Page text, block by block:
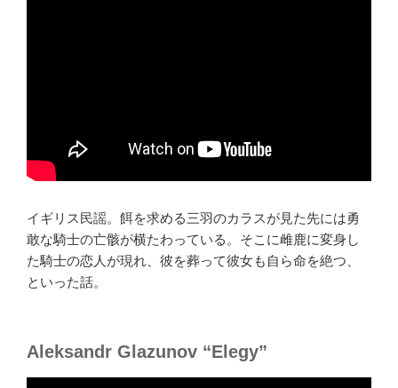
イギリス民謡。餌を求める三羽のカラスが見た先には勇
敢な騎士の亡骸が横たわっている。そこに雌鹿に変身し
た騎士の恋人が現れ、彼を葬って彼女も自ら命を絶つ、
といった話。
Aleksandr Glazunov “Elegy”